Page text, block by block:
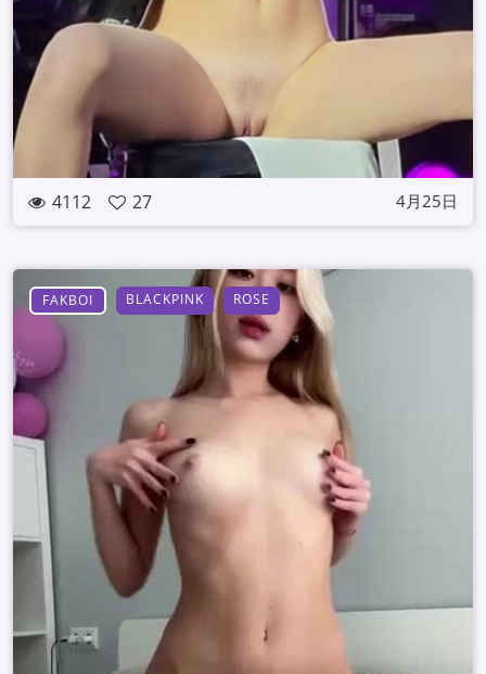
4112 27 4月25日
FAKBOI BLACKPINK ROSE